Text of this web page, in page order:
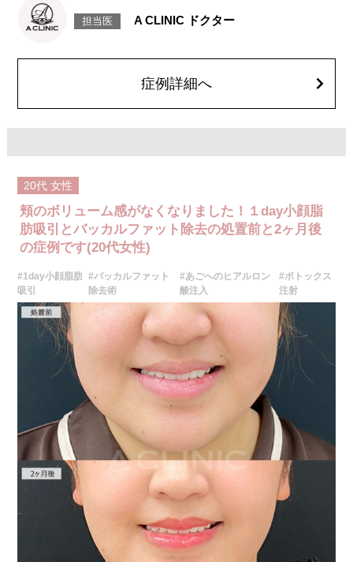
生じることがありますが、通常は数日〜1週間程度で徐々に軽快します。ま
た、稀にアレルギー反応、細菌感染、血管閉塞、しこり（硬化）や小さな
費用：
レスチレンリフト※横浜院限定 76,800円(税込)
クレヴィエルコントア 109,800円(税込)
施術内容：脂肪を減らしたい箇所に合わせて目立ちにくい箇所に2～3mm
ほどの切開を加え、カニューレと呼ばれる細い管を用いて、脂肪細胞を直
接吸引し、除去します。同時にAスレッド®と呼ばれる溶ける繊維をお顔の
目立たない部分から皮下へ挿入し、皮膚を内側から引き上げて固定しま
す。
施術時間：約30分程
リスク、副作用：赤み、熱感、痛み、しびれ、むくみ、内出血、引き攣れ
染症、左右差、施術箇所の知覚鈍麻、ぼこつき、硬結、瘢痕化、色素沈
着、脂肪塞栓、皮膚のよれ、繊維の突出などを生じることがございます。
費用：通常価格 437,800円(税込)
顔の脂肪吸引箇所の追加 1ヶ所ごと+162,800円(税込)
オプション：笑気麻酔 3,300円(税込)
施術名：ボトックス注射(しわ)
施術内容：ボツリヌス菌から抽出されたたんぱく質製剤（ボツリヌストキ
シン）を表情筋に注入し、筋肉の動きを一時的に抑制することで表情ジワ
の発生を防ぐ施術です。額・眉間・目尻など、表情のクセによって刻まれ
るシワの改善に効果的で、短時間の処置で自然な表情を保ちながら若々し
い印象を目指せます。シワの予防目的でも広く用いられています。
施術時間：注入箇所数により異なりますが、約10分程
リスク、副作用：腫れ、赤み、内出血、痛み、突っ張り感などが一時的に
生じることがございます。また、稀にアレルギー反応、細菌感染症、頭痛
などが生じることがございます。注入部位を強く押したりマッサージした
りするのは1〜2週間ほどお控えください。注入箇所によっては稀に眼瞼下
垂など、ボトックスの効果に伴う副作用が生じる場合もございます。ボト
ックス注入後は、男性は3ヶ月、女性は2ヶ月避妊して頂くようお願いいた
します。
費用：アラガン社製 21,800円(税込)～32,800円(税込)
韓国製ボツリヌストキシン注射 5,500円(税込)〜10,800円(税込)
オプション：表面麻酔 3,300円(税込)笑気麻酔 3,300円(税込)
担当医 A CLINIC ドクター
症例詳細へ
20代 女性
頬のボリューム感がなくなりました！１day小顔脂
肪吸引とバッカルファット除去の処置前と2ヶ月後
の症例です(20代女性)
#1day小顔脂肪
吸引
#バッカルファット
除去術
#あごへのヒアルロン
酸注入
#ボトックス
注射